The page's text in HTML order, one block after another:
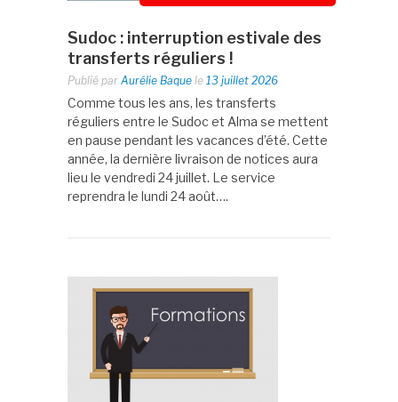
Sudoc : interruption estivale des
transferts réguliers !
Publié par Aurélie Baque le 13 juillet 2026
Comme tous les ans, les transferts
réguliers entre le Sudoc et Alma se mettent
en pause pendant les vacances d’été. Cette
année, la dernière livraison de notices aura
lieu le vendredi 24 juillet. Le service
reprendra le lundi 24 août….